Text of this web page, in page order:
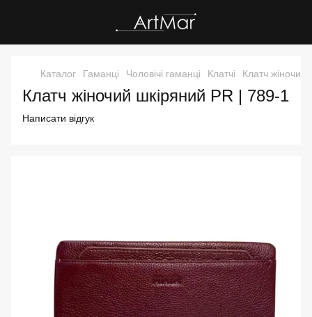
Каталог Гаманці Чоловічі гаманці Клатчі Клатч жіночий
Клатч жіночий шкіряний PR | 789-1
Написати відгук